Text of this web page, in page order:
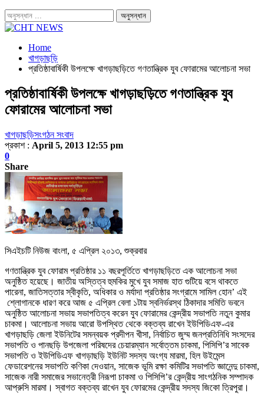
Home
খাগড়াছড়ি
প্রতিষ্ঠাবার্ষিকী উপলক্ষে খাগড়াছড়িতে গণতান্ত্রিক যুব ফোরামের আলোচনা সভা
প্রতিষ্ঠাবার্ষিকী উপলক্ষে খাগড়াছড়িতে গণতান্ত্রিক যুব
ফোরামের আলোচনা সভা
খাগড়াছড়িসংগঠন সংবাদ
প্রকাশ : April 5, 2013 12:55 pm
0
Share
সিএইচটি নিউজ বাংলা, ৫ এপ্রিল ২০১৩, শুক্রবার
গণতান্ত্রিক যুব ফোরাম প্রতিষ্ঠার ১১ বছরপূর্তিতে খাগড়াছড়িতে এক আলোচনা সভা
অনুষ্ঠিত হয়েছে। জাতীয় অস্তিত্ব হুমকির মুখে যুব সমাজ হাত গুটিয়ে বসে থাকতে
পারেনা, জাতিসত্তার স্বীকৃতি, অধিকার ও মর্যাদা প্রতিষ্ঠার সংগ্রামে সামিল হোন’ এই
শ্লোগানকে ধারণ করে আজ ৫ এপ্রিল বেলা ১টায় স্বনির্ভরস্থ ঠিকাদার সমিতি ভবনে
অনুষ্ঠিত আলোচনা সভায় সভাপতিত্ব করেন যুব ফোরামের কেন্দ্রীয় সভাপতি নতুন কুমার
চাকমা। আলোচনা সভায় আরো উপস্থিত থেকে বক্তব্য রাখেন ইউপিডিএফ-এর
খাগড়াছড়ি জেলা ইউনিটের সমন্বয়ক প্রদীপন খীসা, নির্বাচিত জুম্ম জনপ্রতিনিধি সংসদের
সভাপতি ও পানছড়ি উপজেলা পরিষদের চেয়ারম্যান সর্বোত্তম চাকমা, পিসিপি’র সাবেক
সভাপতি ও ইউপিডিএফ খাগড়াছড়ি ইউনিট সদস্য অংগ্য মারমা, হিল উইমেন্স
ফেডারেশনের সভাপতি কণিকা দেওয়ান, সাজেক ভূমি রক্ষা কমিটির সভাপতি জ্ঞানেন্দু চাকমা,
সাজেক নারী সমাজের সভানেত্রী নিরূপা চাকমা ও পিসিপি’র কেন্দ্রীয় সাংগঠনিক সম্পাদক
আপ্রুসি মারমা। স্বাগত বক্তব্য রাখেন যুব ফোরমের কেন্দ্রীয় সদস্য জিকো ত্রিপুরা।